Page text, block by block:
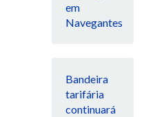
em
Navegantes
Bandeira
tarifária
continuará